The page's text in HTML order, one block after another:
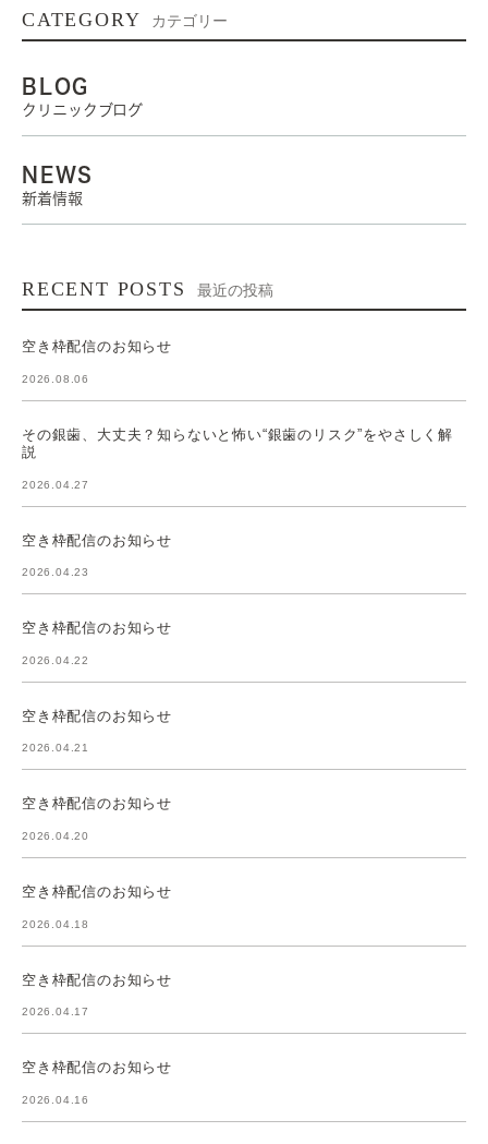
CATEGORY カテゴリー
BLOG
クリニックブログ
NEWS
新着情報
RECENT POSTS 最近の投稿
空き枠配信のお知らせ
2026.08.06
その銀歯、大丈夫？知らないと怖い“銀歯のリスク”をやさしく解
説
2026.04.27
空き枠配信のお知らせ
2026.04.23
空き枠配信のお知らせ
2026.04.22
空き枠配信のお知らせ
2026.04.21
空き枠配信のお知らせ
2026.04.20
空き枠配信のお知らせ
2026.04.18
空き枠配信のお知らせ
2026.04.17
空き枠配信のお知らせ
2026.04.16